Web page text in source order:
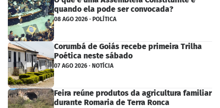
quando ela pode ser convocada?
08 AGO 2026 · POLÍTICA
Corumbá de Goiás recebe primeira Trilha
Poética neste sábado
07 AGO 2026 · NOTÍCIA
Feira reúne produtos da agricultura familiar
durante Romaria de Terra Ronca